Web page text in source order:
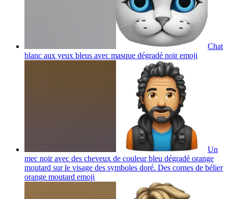
Chat
blanc aux yeux bleus avec masque dégradé noiremoji
Un
mec noir avec des cheveux de couleur bleu dégradé orange
moutard sur le visage des symboles doré. Des cornes de bélier
orange moutard emoji